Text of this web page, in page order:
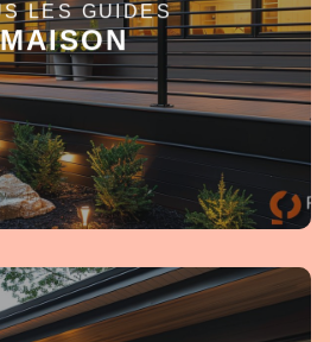
LES GUIDES
MAISON
EN SAVOIR +